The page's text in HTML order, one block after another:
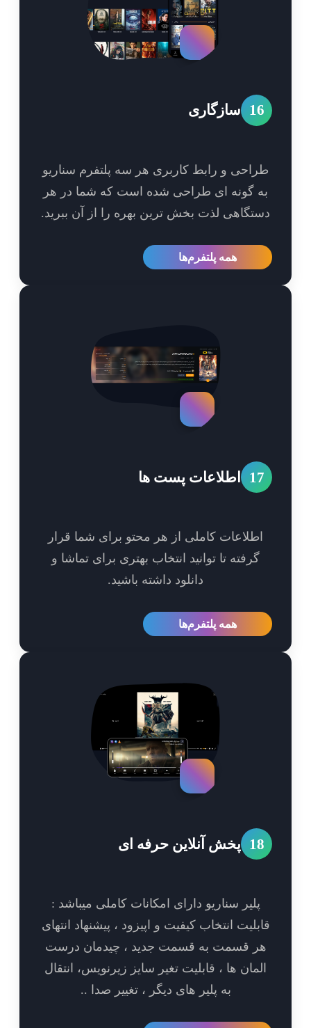
سازگاری
و رابط کاربری هر سه پلتفرم سناریو
گونه ای طراحی شده است که شما در هر
لذت بخش ترین بهره را از آن ببرید.
همه پلتفرم‌ها
اطلاعات پست ها
کاملی از هر محتو برای شما قرار
گرفته تا توانید انتخاب بهتری برای تماشا و
دانلود داشته باشید.
همه پلتفرم‌ها
پخش آنلاین حرفه ای
پلیر سناریو دارای امکانات کاملی میباشد :
انتخاب کیفیت و اپیزود ، پیشنهاد انتهای
قسمت به قسمت جدید ، چیدمان درست
ها ، قابلیت تغیر سایز زیرنویس، انتقال
به پلیر های دیگر ، تغییر صدا ..